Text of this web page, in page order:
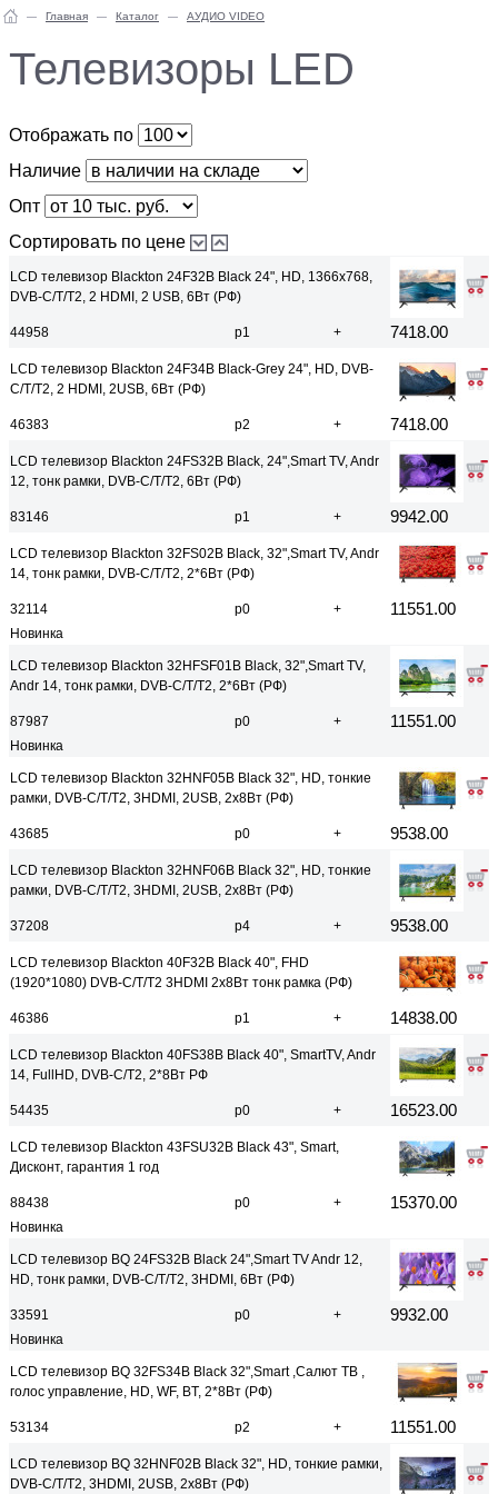
Главная Каталог AУДИО VIDEO
Телевизоры LED
Отображать по
Наличие
Опт
Сортировать по цене
LCD телевизор Blackton 24F32B Black 24", HD, 1366х768,
DVB-C/T/T2, 2 HDMI, 2 USB, 6Вт (РФ)
44958 р1 + 7418.00
LCD телевизор Blackton 24F34B Black-Grey 24", HD, DVB-
C/T/T2, 2 HDMI, 2USB, 6Вт (РФ)
46383 р2 + 7418.00
LCD телевизор Blackton 24FS32B Black, 24",Smart TV, Andr
12, тонк рамки, DVB-C/T/T2, 6Вт (РФ)
83146 р1 + 9942.00
LCD телевизор Blackton 32FS02B Black, 32",Smart TV, Andr
14, тонк рамки, DVB-C/T/T2, 2*6Вт (РФ)
32114 р0 + 11551.00
Новинка
LCD телевизор Blackton 32HFSF01B Black, 32",Smart TV,
Andr 14, тонк рамки, DVB-C/T/T2, 2*6Вт (РФ)
87987 р0 + 11551.00
Новинка
LCD телевизор Blackton 32HNF05B Black 32", HD, тонкие
рамки, DVB-C/T/T2, 3HDMI, 2USB, 2x8Вт (РФ)
43685 р0 + 9538.00
LCD телевизор Blackton 32HNF06B Black 32", HD, тонкие
рамки, DVB-C/T/T2, 3HDMI, 2USB, 2x8Вт (РФ)
37208 р4 + 9538.00
LCD телевизор Blackton 40F32B Black 40", FHD
(1920*1080) DVB-C/T/T2 3HDMI 2х8Вт тонк рамка (РФ)
46386 р1 + 14838.00
LCD телевизор Blackton 40FS38B Black 40", SmartTV, Andr
14, FullHD, DVB-C/T2, 2*8Вт РФ
54435 р0 + 16523.00
LCD телевизор Blackton 43FSU32B Black 43", Smart,
Дисконт, гарантия 1 год
88438 р0 + 15370.00
Новинка
LCD телевизор BQ 24FS32B Black 24",Smart TV Andr 12,
HD, тонк рамки, DVB-C/T/T2, 3HDMI, 6Вт (РФ)
33591 р0 + 9932.00
Новинка
LCD телевизор BQ 32FS34B Black 32",Smart ,Салют ТВ ,
голос управление, HD, WF, BT, 2*8Вт (РФ)
53134 р2 + 11551.00
LCD телевизор BQ 32HNF02B Black 32", HD, тонкие рамки,
DVB-C/T/T2, 3HDMI, 2USB, 2x8Вт (РФ)